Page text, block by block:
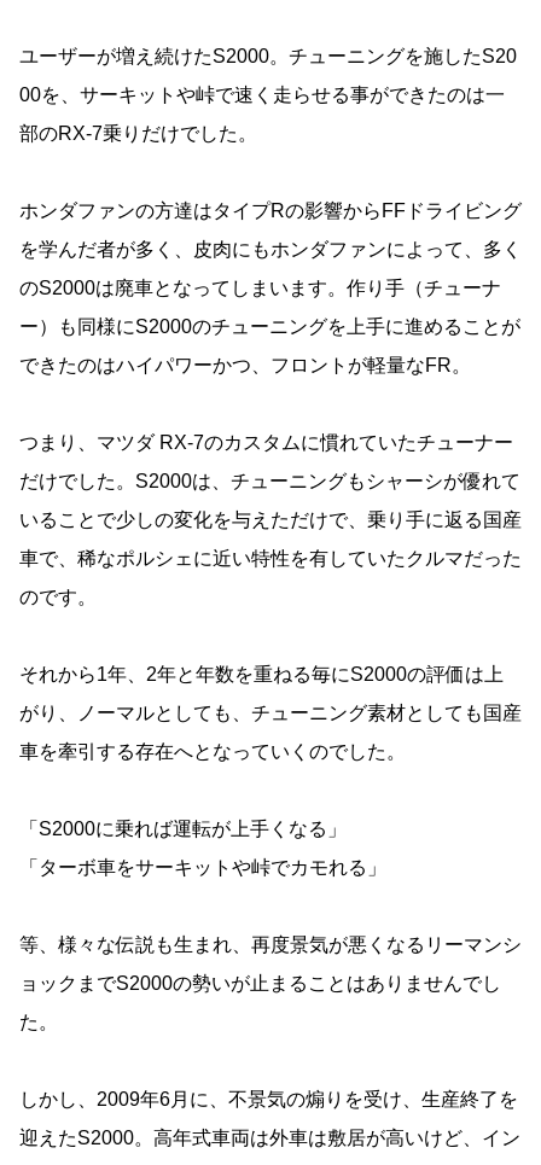
ユーザーが増え続けたS2000。チューニングを施したS20
00を、サーキットや峠で速く走らせる事ができたのは一
部のRX-7乗りだけでした。
ホンダファンの方達はタイプRの影響からFFドライビング
を学んだ者が多く、皮肉にもホンダファンによって、多く
のS2000は廃車となってしまいます。作り手（チューナ
ー）も同様にS2000のチューニングを上手に進めることが
できたのはハイパワーかつ、フロントが軽量なFR。
つまり、マツダ RX-7のカスタムに慣れていたチューナー
だけでした。S2000は、チューニングもシャーシが優れて
いることで少しの変化を与えただけで、乗り手に返る国産
車で、稀なポルシェに近い特性を有していたクルマだった
のです。
それから1年、2年と年数を重ねる毎にS2000の評価は上
がり、ノーマルとしても、チューニング素材としても国産
車を牽引する存在へとなっていくのでした。
「S2000に乗れば運転が上手くなる」
「ターボ車をサーキットや峠でカモれる」
等、様々な伝説も生まれ、再度景気が悪くなるリーマンシ
ョックまでS2000の勢いが止まることはありませんでし
た。
しかし、2009年6月に、不景気の煽りを受け、生産終了を
迎えたS2000。高年式車両は外車は敷居が高いけど、イン